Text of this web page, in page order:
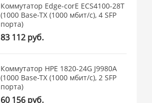
Коммутатор Edge-corE ECS4100-28T
(1000 Base-TX (1000 мбит/с), 4 SFP
порта)
83 112 руб.
Коммутатор HPE 1820-24G J9980A
(1000 Base-TX (1000 мбит/с), 2 SFP
порта)
60 156 руб.